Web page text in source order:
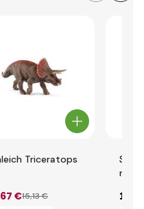
Triceratops
€15,13 €
mit
16